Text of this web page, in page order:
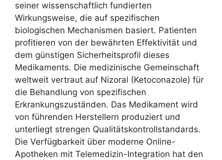
seiner wissenschaftlich fundierten
Wirkungsweise, die auf spezifischen
biologischen Mechanismen basiert. Patienten
profitieren von der bewährten Effektivität und
dem günstigen Sicherheitsprofil dieses
Medikaments. Die medizinische Gemeinschaft
weltweit vertraut auf Nizoral (Ketoconazole) für
die Behandlung von spezifischen
Erkrankungszuständen. Das Medikament wird
von führenden Herstellern produziert und
unterliegt strengen Qualitätskontrollstandards.
Die Verfügbarkeit über moderne Online-
Apotheken mit Telemedizin-Integration hat den